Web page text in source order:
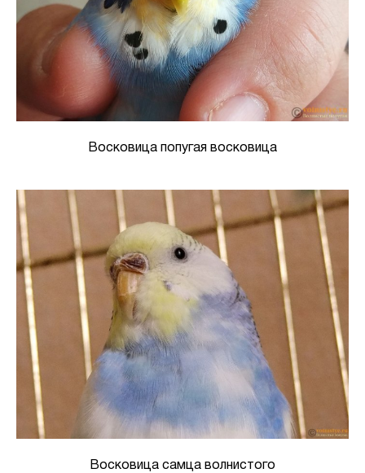
Восковица попугая восковица
Восковица самца волнистого